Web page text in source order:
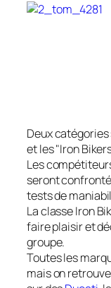
Deux
et les "Iron
Les
seront
tests de
La classe Iron
faire plaisir et
groupe.
Toutes les
mais on